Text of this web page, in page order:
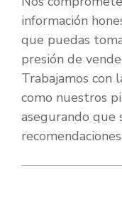
información
que puedas
presión de
Trabajamos con
como nuestros
asegurando que